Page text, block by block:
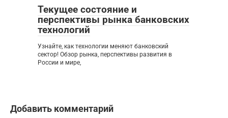
Текущее состояние и
перспективы рынка банковских
технологий
Узнайте, как технологии меняют банковский
сектор! Обзор рынка, перспективы развития в
России и мире,
Добавить комментарий